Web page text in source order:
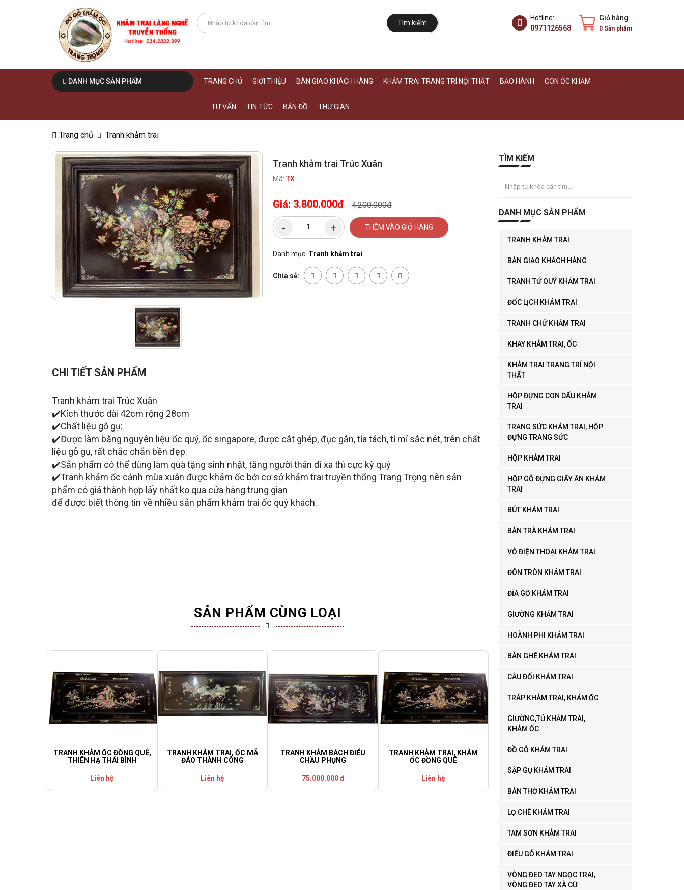
Tìm kiếm
Giỏ hàng
0 Sản phẩm
Hotline:
0971126568
DANH MỤC SẢN PHẨM TRANG CHỦ GIỚI THIỆU BÀN GIAO KHÁCH HÀNG KHẢM TRAI TRANG TRÍ NỘI THẤT BẢO HÀNH CON ỐC KHẢM
TƯ VẤN TIN TỨC BẢN ĐỒ THƯ GIÃN
Trang chủ Tranh khảm trai
Tranh khảm trai Trúc Xuân
Mã:TX
Giá: 3.800.000đ 4.200.000đ
THÊM VÀO GIỎ HANG
Danh mục: Tranh khảm trai
Chia sẻ:
CHI TIẾT SẢN PHẨM
Tranh khảm trai Trúc Xuân
✔️Kích thước dài 42cm rộng 28cm
✔️Chất liệu gỗ gụ:
✔️Được làm bằng nguyên liệu ốc quý, ốc singapore, được cắt ghép, đục gắn, tỉa tách, tỉ mỉ sắc nét, trên chất
liệu gỗ gụ, rất chắc chắn bền đẹp.
✔️Sản phẩm có thể dùng làm quà tặng sinh nhật, tặng người thân đi xa thì cực kỳ quý
✔️Tranh khảm ốc cảnh mùa xuân được khảm ốc bởi cơ sở khảm trai truyền thống Trang Trọng nên sản
phẩm có giá thành hợp lấy nhất ko qua cửa hàng trung gian
để được biết thông tin về nhiều sản phẩm khảm trai ốc quý khách.
SẢN PHẨM CÙNG LOẠI
TRANH KHẢM ỐC ĐỒNG QUÊ,
THIÊN HẠ THÁI BÌNH
Liên hệ
TRANH KHẢM TRAI, ỐC MÃ
ĐÁO THÀNH CÔNG
Liên hệ
TRANH KHẢM BÁCH ĐIỂU
CHẦU PHỤNG
75.000.000 đ
TRANH KHẢM TRAI, KHẢM
ỐC ĐỒNG QUÊ
Liên hệ
TÌM KIẾM
DANH MỤC SẢN PHẨM
TRANH KHẢM TRAI
BÀN GIAO KHÁCH HÀNG
TRANH TỨ QUÝ KHẢM TRAI
ĐỐC LỊCH KHẢM TRAI
TRANH CHỮ KHẢM TRAI
KHAY KHẢM TRAI, ỐC
KHẢM TRAI TRANG TRÍ NỘI
THẤT
HỘP ĐỰNG CON DẤU KHẢM
TRAI
TRANG SỨC KHẢM TRAI, HỘP
ĐỰNG TRANG SỨC
HỘP KHẢM TRAI
HỘP GỖ ĐỰNG GIẤY ĂN KHẢM
TRAI
BÚT KHẢM TRAI
BÀN TRÀ KHẢM TRAI
VỎ ĐIỆN THOẠI KHẢM TRAI
ĐÔN TRÒN KHẢM TRAI
ĐĨA GỖ KHẢM TRAI
GIƯỜNG KHẢM TRAI
HOÀNH PHI KHẢM TRAI
BÀN GHẾ KHẢM TRAI
CÂU ĐỐI KHẢM TRAI
TRÁP KHẢM TRAI, KHẢM ỐC
GIƯỜNG,TỦ KHẢM TRAI,
KHẢM ỐC
ĐỒ GỖ KHẢM TRAI
SẬP GỤ KHẢM TRAI
BÀN THỜ KHẢM TRAI
LỌ CHÈ KHẢM TRAI
TAM SƠN KHẢM TRAI
ĐIẾU GỖ KHẢM TRAI
VÒNG ĐEO TAY NGỌC TRAI,
VÒNG ĐEO TAY XÀ CỪ